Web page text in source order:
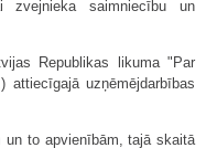
zvejnieka saimniecību un
Republikas likuma "Par
attiecīgajā uzņēmējdarbības
un to apvienībām, tajā skaitā